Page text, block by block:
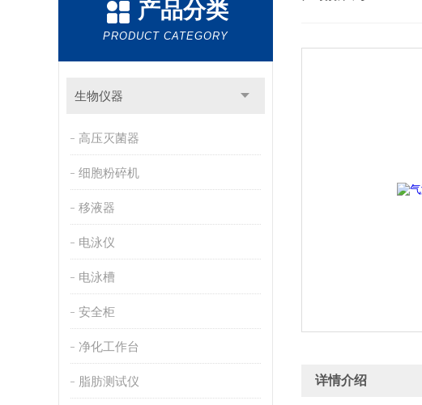
产品分类
PRODUCT CATEGORY
生物仪器
高压灭菌器
细胞粉碎机
移液器
电泳仪
电泳槽
安全柜
净化工作台
脂肪测试仪 详情介绍